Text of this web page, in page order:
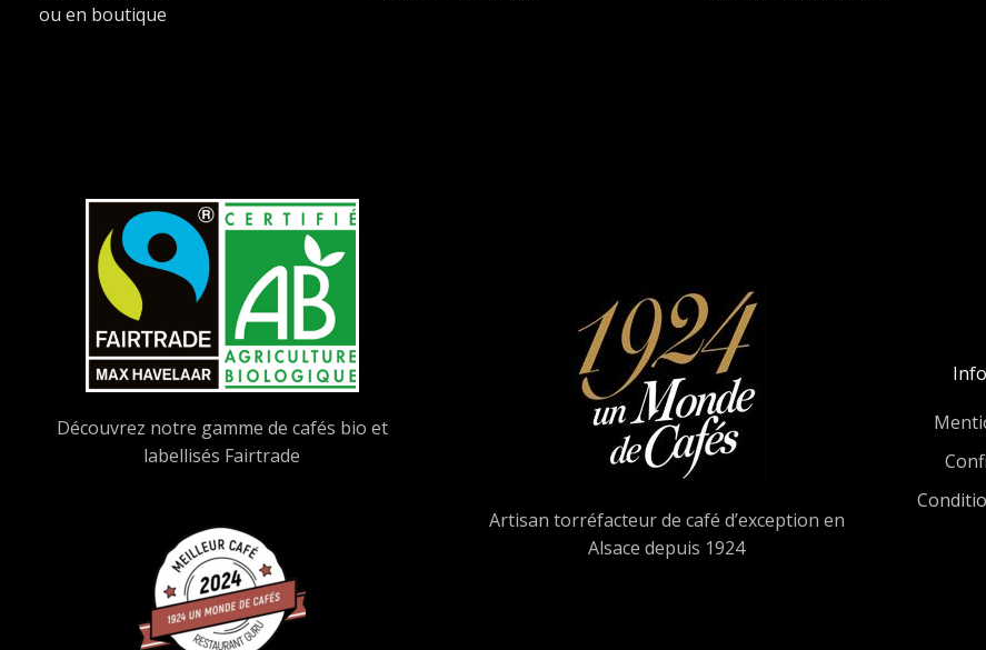
ou en boutique
Découvrez notre gamme de cafés bio et
labellisés Fairtrade
Artisan torréfacteur de café d’exception en
Alsace depuis 1924